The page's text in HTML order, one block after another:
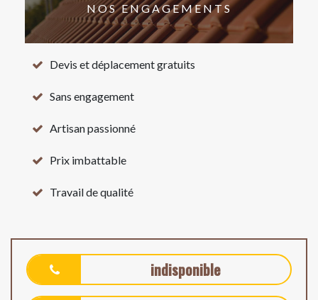
NOS ENGAGEMENTS
Devis et déplacement gratuits
Sans engagement
Artisan passionné
Prix imbattable
Travail de qualité
indisponible